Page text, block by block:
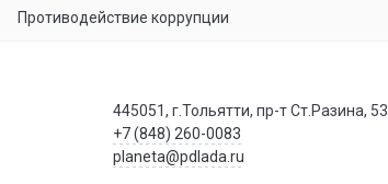
Противодействие коррупции
445051, г.Тольятти, пр-т Ст.Разина, 53
+7 (848) 260-0083
planeta@pdlada.ru